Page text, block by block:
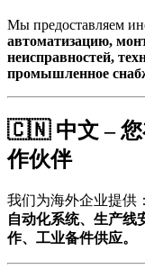
Мы предоставляем
автоматизацию,
неисправностей,
промышленное
🇨🇳 中文 –
作伙伴
我们为海外企业提供：
自动化系统、生产线
作、工业备件供应。